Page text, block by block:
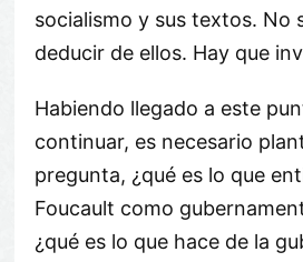
socialismo y sus textos. No
deducir de ellos. Hay que
Habiendo llegado a este
continuar, es necesario
pregunta, ¿qué es lo que
Foucault como
¿qué es lo que hace de la